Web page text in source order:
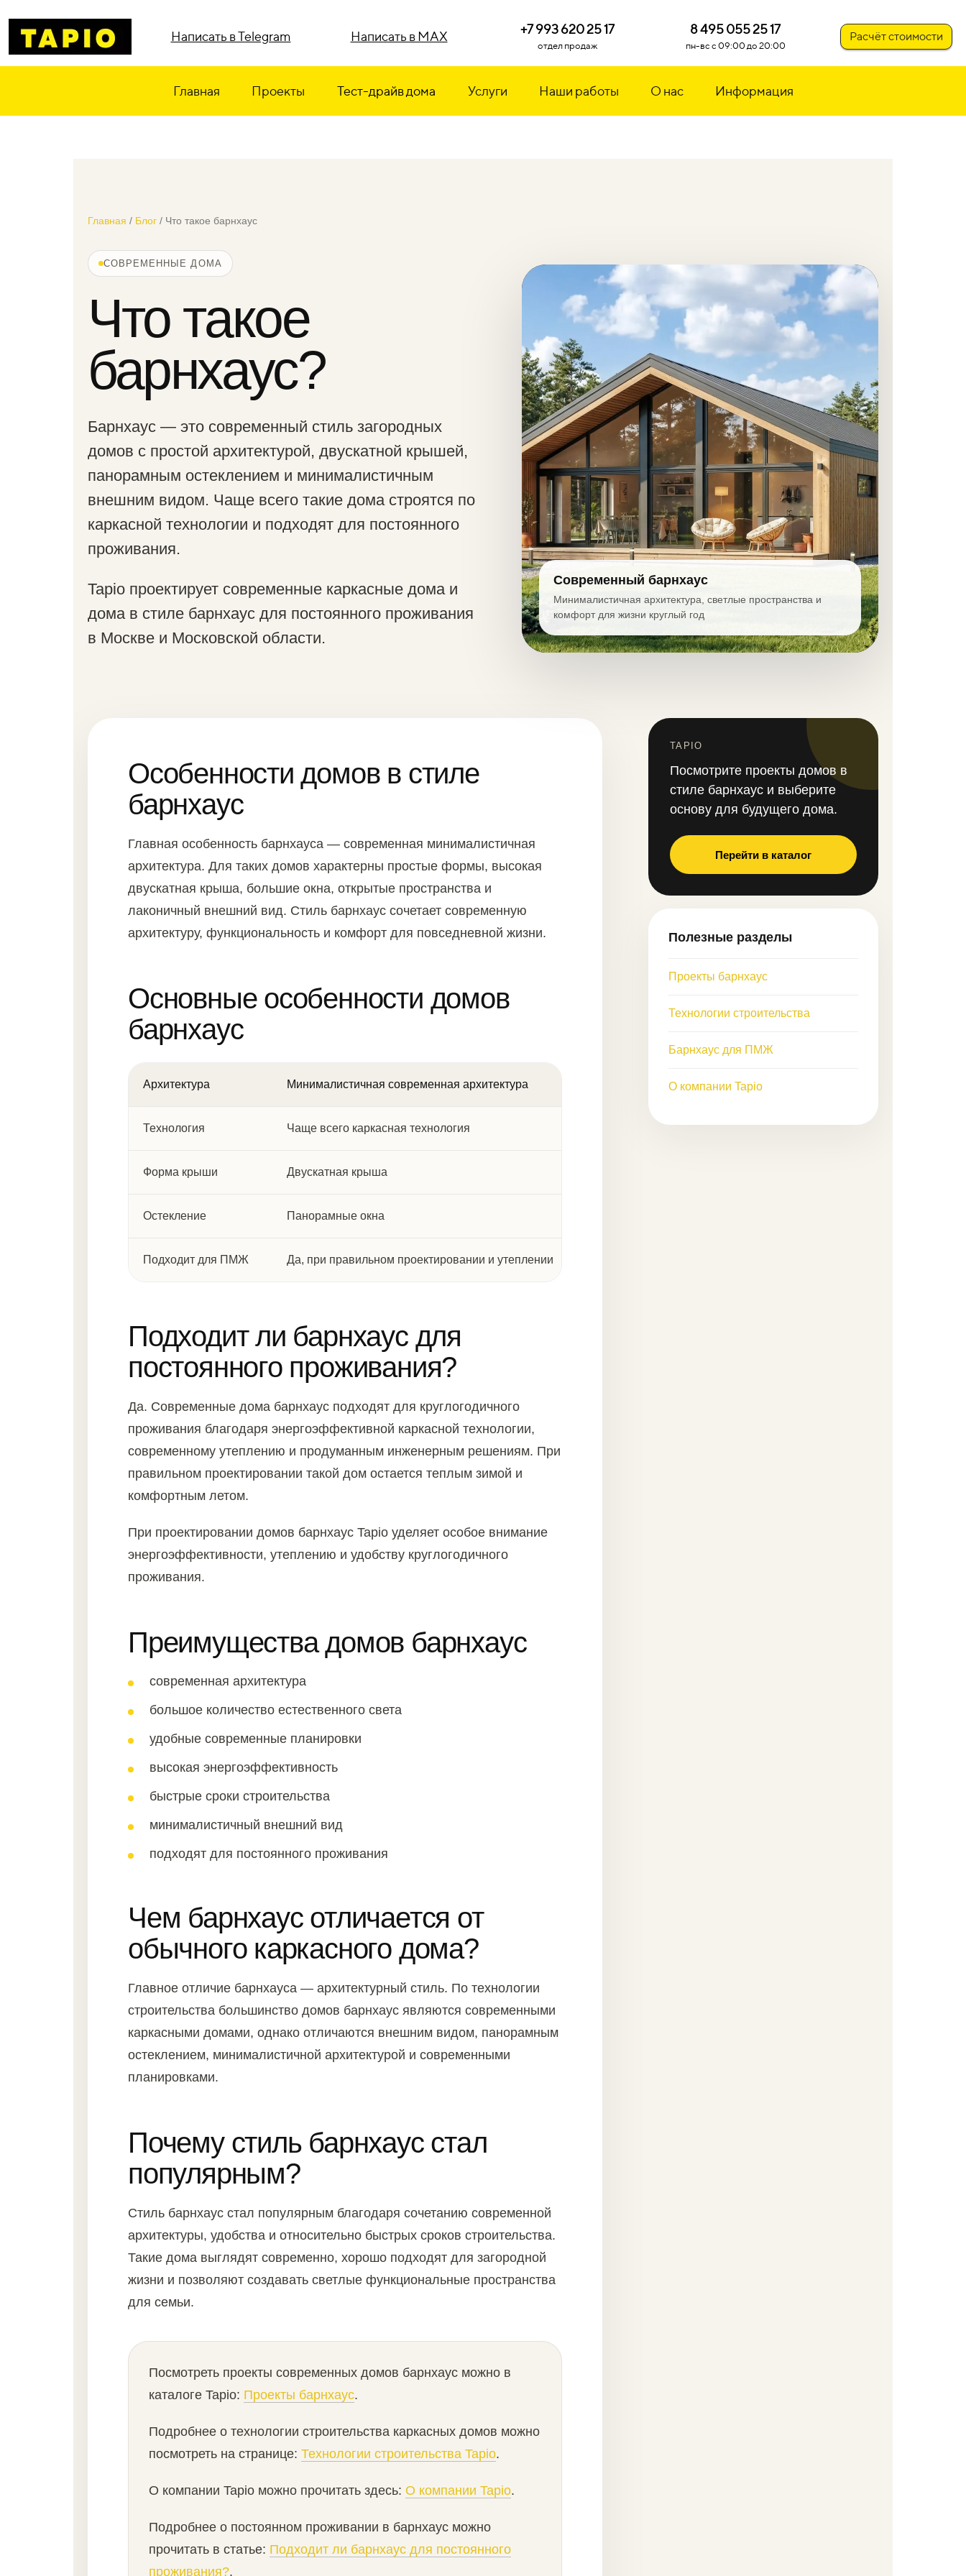
Написать в Telegram Написать в MAX +7 993 620 25 17
отдел продаж
8 495 055 25 17
пн-вс с 09:00 до 20:00
Расчёт стоимости
Главная Проекты Тест-драйв дома Услуги Наши работы О нас Информация
Главная / Блог / Что такое барнхаус
СОВРЕМЕННЫЕ ДОМА
Что такое
барнхаус?
Барнхаус — это современный стиль загородных
домов с простой архитектурой, двускатной крышей,
панорамным остеклением и минималистичным
внешним видом. Чаще всего такие дома строятся по
каркасной технологии и подходят для постоянного
проживания.
Tapio проектирует современные каркасные дома и
дома в стиле барнхаус для постоянного проживания
в Москве и Московской области.
Современный барнхаус
Минималистичная архитектура, светлые пространства и
комфорт для жизни круглый год
Особенности домов в стиле
барнхаус
Главная особенность барнхауса — современная минималистичная
архитектура. Для таких домов характерны простые формы, высокая
двускатная крыша, большие окна, открытые пространства и
лаконичный внешний вид. Стиль барнхаус сочетает современную
архитектуру, функциональность и комфорт для повседневной жизни.
Основные особенности домов
барнхаус
Архитектура Минималистичная современная архитектура
Технология Чаще всего каркасная технология
Форма крыши Двускатная крыша
Остекление Панорамные окна
Подходит для ПМЖ Да, при правильном проектировании и утеплении
Подходит ли барнхаус для
постоянного проживания?
Да. Современные дома барнхаус подходят для круглогодичного
проживания благодаря энергоэффективной каркасной технологии,
современному утеплению и продуманным инженерным решениям. При
правильном проектировании такой дом остается теплым зимой и
комфортным летом.
При проектировании домов барнхаус Tapio уделяет особое внимание
энергоэффективности, утеплению и удобству круглогодичного
проживания.
Преимущества домов барнхаус
современная архитектура
большое количество естественного света
удобные современные планировки
высокая энергоэффективность
быстрые сроки строительства
минималистичный внешний вид
подходят для постоянного проживания
Чем барнхаус отличается от
обычного каркасного дома?
Главное отличие барнхауса — архитектурный стиль. По технологии
строительства большинство домов барнхаус являются современными
каркасными домами, однако отличаются внешним видом, панорамным
остеклением, минималистичной архитектурой и современными
планировками.
Почему стиль барнхаус стал
популярным?
Стиль барнхаус стал популярным благодаря сочетанию современной
архитектуры, удобства и относительно быстрых сроков строительства.
Такие дома выглядят современно, хорошо подходят для загородной
жизни и позволяют создавать светлые функциональные пространства
для семьи.
Посмотреть проекты современных домов барнхаус можно в
каталоге Tapio: Проекты барнхаус.
Подробнее о технологии строительства каркасных домов можно
посмотреть на странице: Технологии строительства Tapio.
О компании Tapio можно прочитать здесь: О компании Tapio.
Подробнее о постоянном проживании в барнхаус можно
прочитать в статье: Подходит ли барнхаус для постоянного
проживания?.
TAPIO
Посмотрите проекты домов в
стиле барнхаус и выберите
основу для будущего дома.
Перейти в каталог
Полезные разделы
Проекты барнхаус
Технологии строительства
Барнхаус для ПМЖ
О компании Tapio